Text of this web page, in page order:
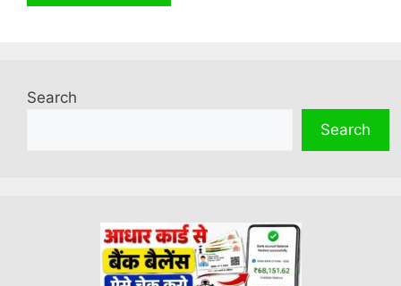
Search
Search